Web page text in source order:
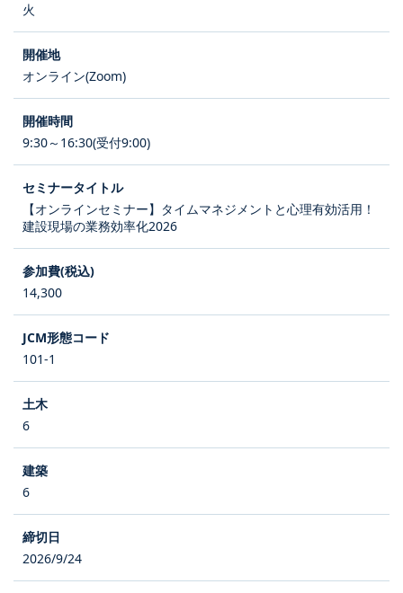
火
オンライン(Zoom)
9:30～16:30(受付9:00)
【オンラインセミナー】タイムマネジメントと心理有効活用！
建設現場の業務効率化2026
14,300
101-1
6
6
2026/9/24